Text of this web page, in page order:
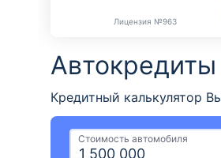
Лицензия №963
Кредитный калькулятор
Стоимость автомобиля